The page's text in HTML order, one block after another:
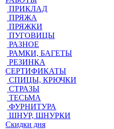
ПРИКЛАД
ПРЯЖА
ПРЯЖКИ
ПУГОВИЦЫ
РАЗНОЕ
РАМКИ, БАГЕТЫ
РЕЗИНКА
СЕРТИФИКАТЫ
СПИЦЫ, КРЮЧКИ
СТРАЗЫ
ТЕСЬМА
ФУРНИТУРА
ШНУР, ШНУРКИ
Скидки дня